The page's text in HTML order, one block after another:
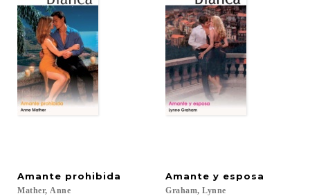
Amante prohibida
Mather, Anne
Amante y esposa
Graham, Lynne